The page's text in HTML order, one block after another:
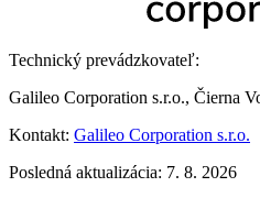
Technický prevádzkovateľ:
Galileo Corporation s.r.o., Čierna
Kontakt: Galileo Corporation s.r.o.
Posledná aktualizácia: 7. 8. 2026